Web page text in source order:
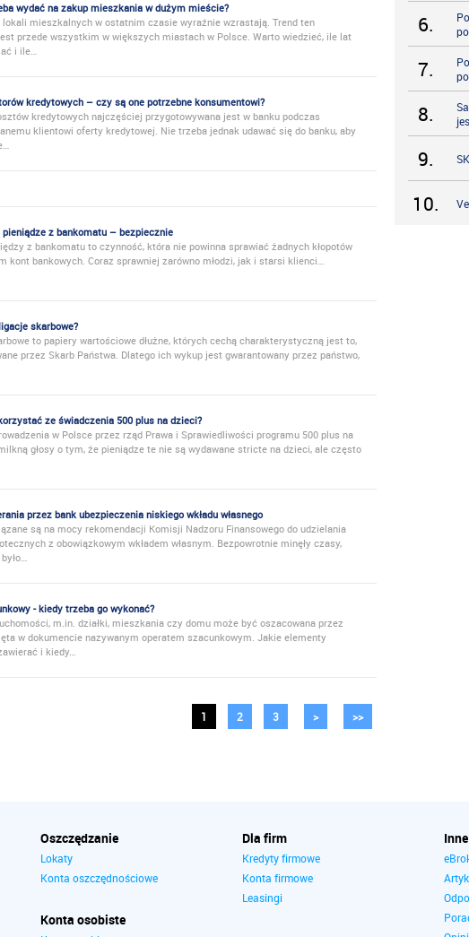
wydać na zakup mieszkania w dużym mieście?
lokali mieszkalnych w ostatnim czasie wyraźnie wzrastają. Trend ten
przede wszystkim w większych miastach w Polsce. Warto wiedzieć, ile lat
i ile…
kredytowych – czy są one potrzebne konsumentowi?
kredytowych najczęściej przygotowywana jest w banku podczas
klientowi oferty kredytowej. Nie trzeba jednak udawać się do banku, aby
pieniądze z bankomatu – bezpiecznie
z bankomatu to czynność, która nie powinna sprawiać żadnych kłopotów
kont bankowych. Coraz sprawniej zarówno młodzi, jak i starsi klienci…
skarbowe?
to papiery wartościowe dłużne, których cechą charakterystyczną jest to,
przez Skarb Państwa. Dlatego ich wykup jest gwarantowany przez państwo,
ze świadczenia 500 plus na dzieci?
w Polsce przez rząd Prawa i Sprawiedliwości programu 500 plus na
głosy o tym, że pieniądze te nie są wydawane stricte na dzieci, ale często
przez bank ubezpieczenia niskiego wkładu własnego
są na mocy rekomendacji Komisji Nadzoru Finansowego do udzielania
z obowiązkowym wkładem własnym. Bezpowrotnie minęły czasy,
- kiedy trzeba go wykonać?
m.in. działki, mieszkania czy domu może być oszacowana przez
w dokumencie nazywanym operatem szacunkowym. Jakie elementy
i kiedy…
1 2 3 > >>
6.
7.
8.
9.
10.
Oszczędzanie
Lokaty
Konta oszczędnościowe
Konta osobiste
Dla firm
Kredyty firmowe
Konta firmowe
Leasingi
Inne